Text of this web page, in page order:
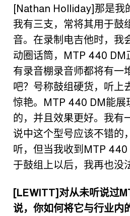
[Nathan Holliday]那是我
我有三支，常将其用于鼓
音。在录制电吉他时，我
动圈话筒， MTP 440 DM
有录音棚录音师都将有一
吧？号称鼓组硬货，听上
惊艳。 MTP 440 DM能展
的，并且效果更好。我有
说中这个型号应该不错的
听，但当我收到MTP 440
于鼓组上以后，我再也没
[LEWITT]对从未听说过
说，你如何将它与行业内